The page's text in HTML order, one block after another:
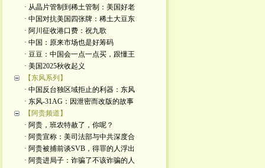
· 从晶片管制到稀土管制：美国好老
· 中国对抗美国四张牌：稀土大豆东
· 阿川征收港口费：祝九歌
· 中国：原来市场也是好筹码
· 豆豆：中国会一点一点买，跟懂王
· 美国2025秋收起义
【东风系列】
· 中国反台独区域拒止的利器：东风
· 东风-31AG：因泄密而改版的故事
【阿贵频道】
· 阿贵，班农特赦了，你呢？
· 阿贵宣称：美司法部与中共深度合
· 阿贵被捕前谈SVB，得罪的人浮出
· 阿贵进局子：诈骗了不该诈骗的人